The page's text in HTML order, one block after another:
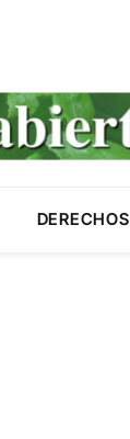
DERECHOS